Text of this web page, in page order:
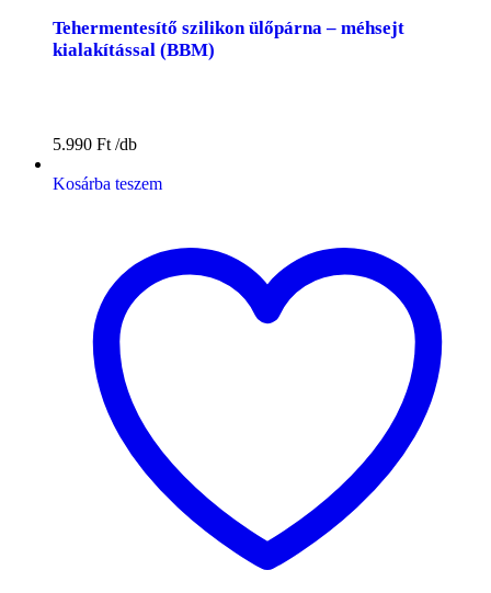
Tehermentesítő szilikon ülőpárna – méhsejt
kialakítással (BBM)
5.990 Ft
Kosárba teszem